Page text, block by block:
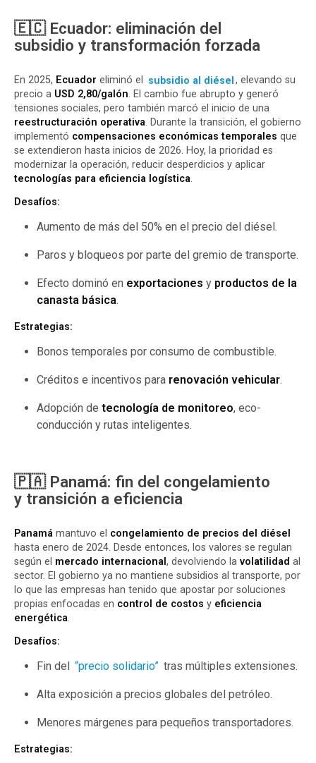
🇪🇨 Ecuador: eliminación del
subsidio y transformación forzada
En 2025, Ecuador eliminó el subsidio al diésel, elevando su
precio a USD 2,80/galón. El cambio fue abrupto y generó
tensiones sociales, pero también marcó el inicio de una
reestructuración operativa. Durante la transición, el gobierno
implementó compensaciones económicas temporales que
se extendieron hasta inicios de 2026. Hoy, la prioridad es
modernizar la operación, reducir desperdicios y aplicar
tecnologías para eficiencia logística.
Desafíos:
Aumento de más del 50% en el precio del diésel.
Paros y bloqueos por parte del gremio de transporte.
Efecto dominó en exportaciones y productos de la
canasta básica.
Estrategias:
Bonos temporales por consumo de combustible.
Créditos e incentivos para renovación vehicular.
Adopción de tecnología de monitoreo, eco-
conducción y rutas inteligentes.
🇵🇦 Panamá: fin del congelamiento
y transición a eficiencia
Panamá mantuvo el congelamiento de precios del diésel
hasta enero de 2024. Desde entonces, los valores se regulan
según el mercado internacional , devolviendo la volatilidad al
sector. El gobierno ya no mantiene subsidios al transporte, por
lo que las empresas han tenido que apostar por soluciones
propias enfocadas en control de costos y eficiencia
energética.
Desafíos:
Fin del “precio solidario” tras múltiples extensiones.
Alta exposición a precios globales del petróleo.
Menores márgenes para pequeños transportadores.
Estrategias: